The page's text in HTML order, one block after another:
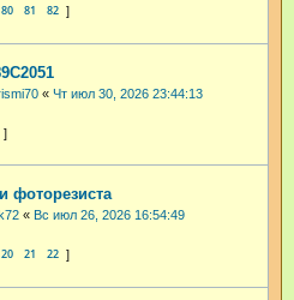
80 81 82
« Чт июл 30, 2026 23:44:13
фоторезиста
« Вс июл 26, 2026 16:54:49
20 21 22